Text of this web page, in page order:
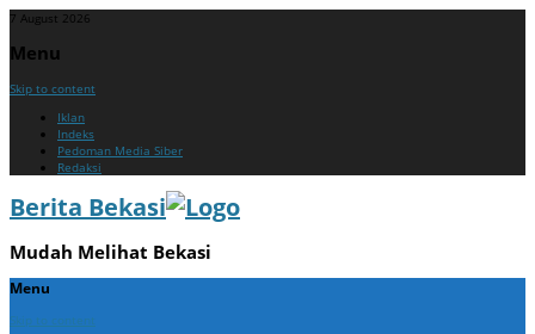
7 August 2026
Menu
Skip to content
Iklan
Indeks
Pedoman Media Siber
Redaksi
Berita Bekasi
Mudah Melihat Bekasi
Menu
Skip to content